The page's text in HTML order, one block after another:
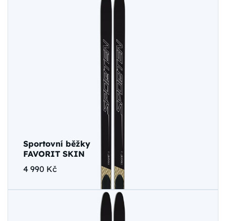
Sportovní běžky
FAVORIT SKIN
4 990 Kč